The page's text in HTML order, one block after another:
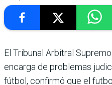
El Tribunal Arbi­tral
encarga de problemas
fútbol, confirmó que el